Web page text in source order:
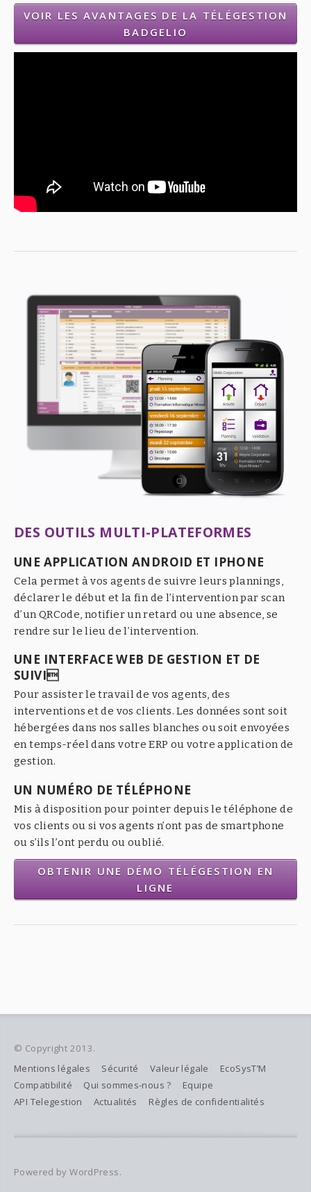
VOIR LES AVANTAGES DE LA TÉLÉGESTION
BADGELIO
DES OUTILS MULTI-PLATEFORMES
UNE APPLICATION ANDROID ET IPHONE
Cela permet à vos agents de suivre leurs plannings,
déclarer le début et la fin de l’intervention par scan
d’un QRCode, notifier un retard ou une absence, se
rendre sur le lieu de l’intervention.
UNE INTERFACE WEB DE GESTION ET DE
SUIVI
Pour assister le travail de vos agents, des
interventions et de vos clients. Les données sont soit
hébergées dans nos salles blanches ou soit envoyées
en temps-réel dans votre ERP ou votre application de
gestion.
UN NUMÉRO DE TÉLÉPHONE
Mis à disposition pour pointer depuis le téléphone de
vos clients ou si vos agents n’ont pas de smartphone
ou s’ils l’ont perdu ou oublié.
OBTENIR UNE DÉMO TÉLÉGESTION EN
LIGNE
© Copyright 2013.
Mentions légales
Sécurité Valeur légale
EcoSysT’M
Compatibilité
Qui sommes-nous ?
Equipe
API Telegestion
Actualités Règles de confidentialités
Powered by WordPress.